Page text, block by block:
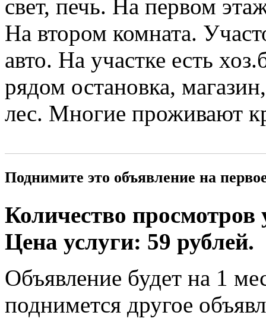
свет, печь. На первом
На втором комната.
авто. На участке есть
рядом остановка,
лес. Многие проживают
Поднимите это объявление на
Количество просмотров
Цена услуги: 59 рублей.
Объявление будет на 1
поднимется другое